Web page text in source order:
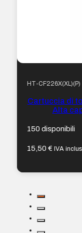
HT-CF226X(XL)(P)
Cartuccia di
Alta
150 disponibili
15,50€ IVA